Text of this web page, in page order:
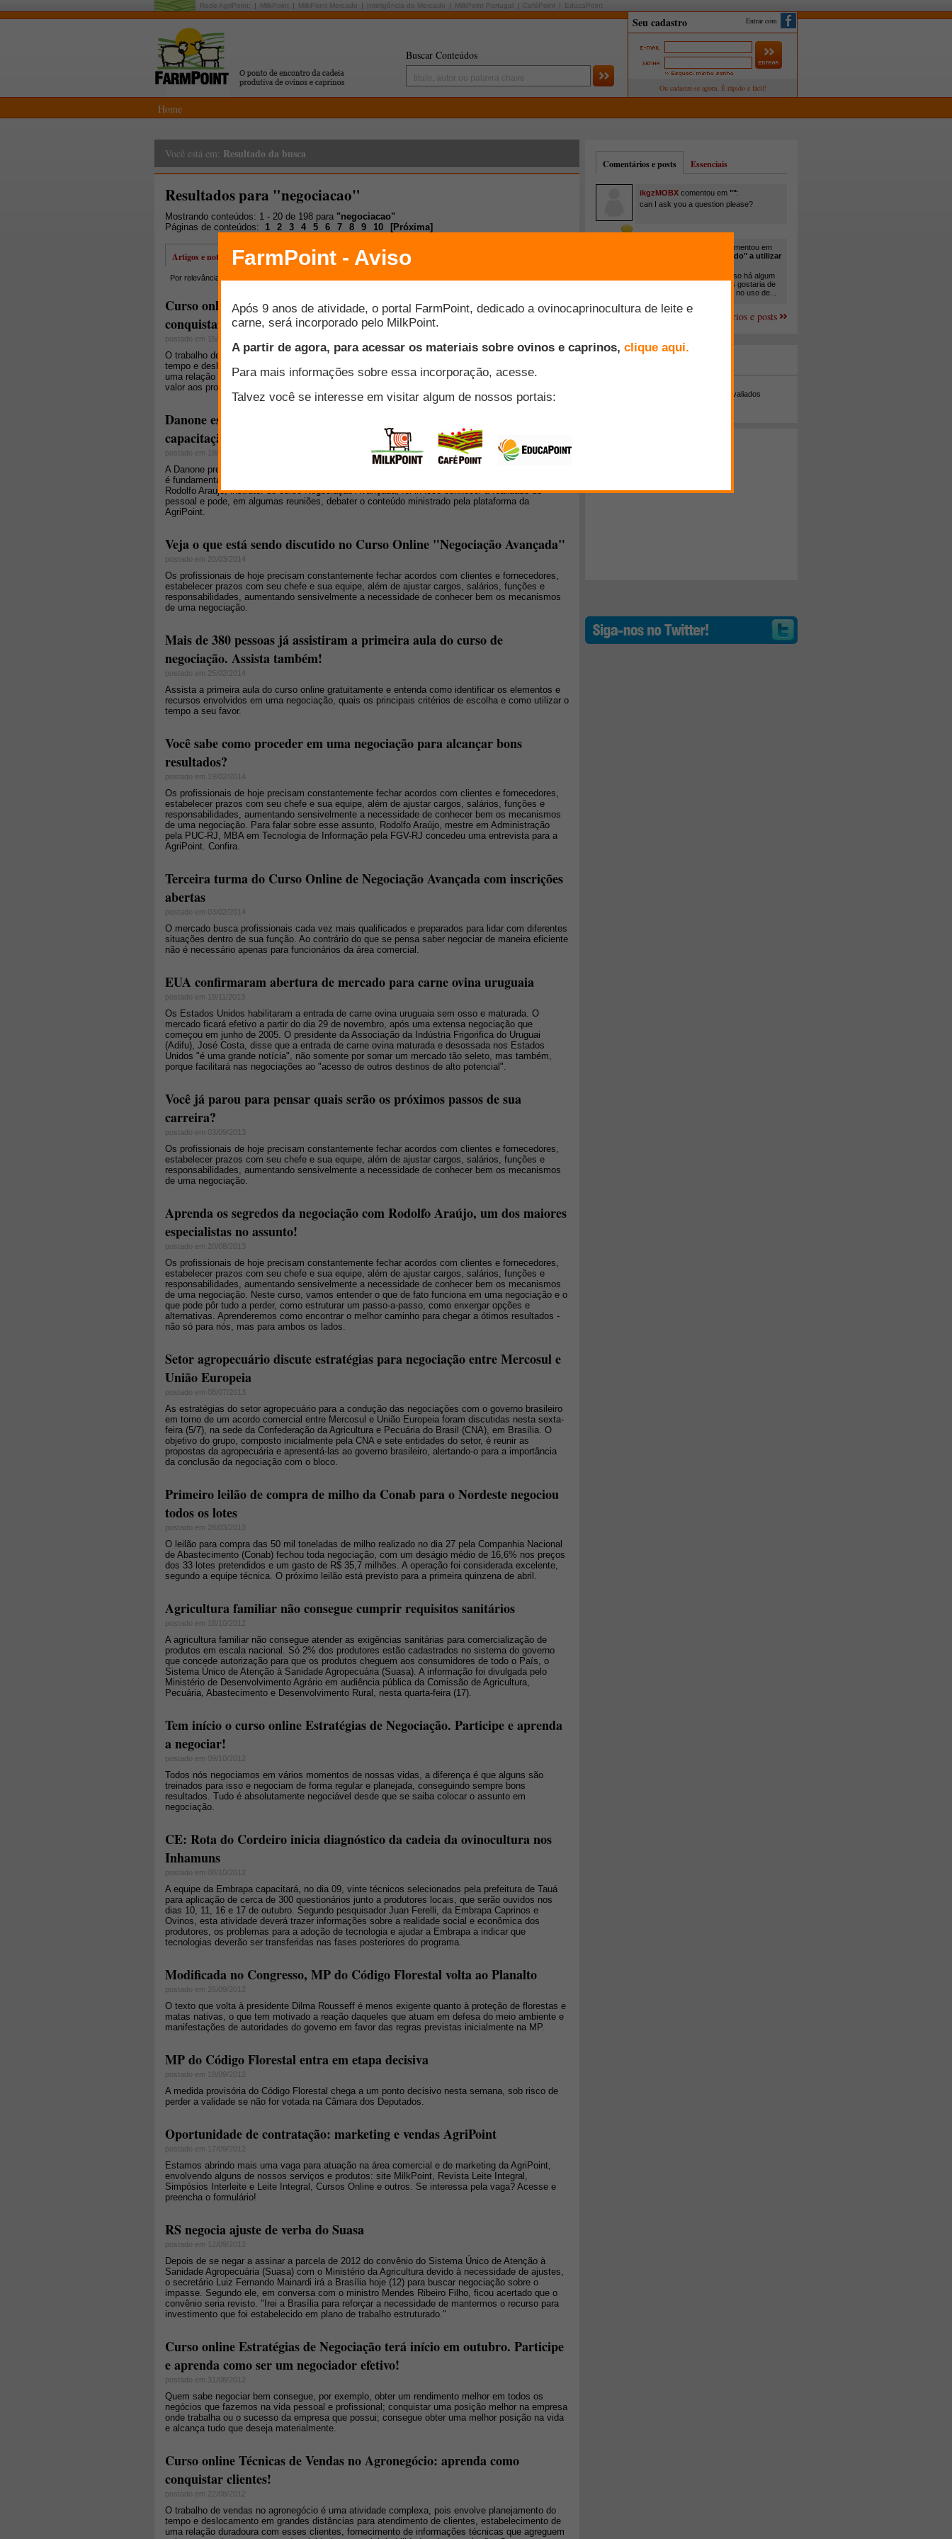
Rede AgriPoint: MilkPoint MilkPoint Mercado Inteligência de Mercado MilkPoint Portugal CaféPoint EducaPoint
Buscar Conteúdos
Entrar com
Home
Você está em: Resultado da busca
Resultados para "negociacao"
Mostrando conteúdos: 1 - 20 de 198 para "negociacao"
Páginas de conteúdos:
1 2 3 4 5 6 7 8 9 10 [Próxima]
Artigos e notícias
Por relevância
Curso online Técnicas de Vendas no Agronegócio: aprenda como
conquistar clientes!
postado em 15/07/2015
O trabalho de vendas no agronegócio é uma atividade complexa, pois envolve planejamento do
tempo e deslocamento em grandes distâncias para atendimento de clientes, estabelecimento de
uma relação duradoura com esses clientes, fornecimento de informações técnicas que agreguem
valor aos produtos e, como toda atividade comercial, habilidades de negociação.
Danone escolhe a área de Cursos Online da AgriPoint como parceira na
capacitação de seus Especialistas da Produção de Leite
postado em 18/06/2014
A Danone preza pelo desenvolvimento dos seus colaboradores e sabe que ter uma equipe afinada
é fundamental para seu negócio. O treinamento escolhido foi muito além do ensino a distância.
Rodolfo Araujo, instrutor do curso Negociação Avançada, foi in loco conhecer a realidade do
pessoal e pode, em algumas reuniões, debater o conteúdo ministrado pela plataforma da
AgriPoint.
Veja o que está sendo discutido no Curso Online "Negociação Avançada"
postado em 20/03/2014
Os profissionais de hoje precisam constantemente fechar acordos com clientes e fornecedores,
estabelecer prazos com seu chefe e sua equipe, além de ajustar cargos, salários, funções e
responsabilidades, aumentando sensivelmente a necessidade de conhecer bem os mecanismos
de uma negociação.
Mais de 380 pessoas já assistiram a primeira aula do curso de
negociação. Assista também!
postado em 25/02/2014
Assista a primeira aula do curso online gratuitamente e entenda como identificar os elementos e
recursos envolvidos em uma negociação, quais os principais critérios de escolha e como utilizar o
tempo a seu favor.
Você sabe como proceder em uma negociação para alcançar bons
resultados?
postado em 19/02/2014
Os profissionais de hoje precisam constantemente fechar acordos com clientes e fornecedores,
estabelecer prazos com seu chefe e sua equipe, além de ajustar cargos, salários, funções e
responsabilidades, aumentando sensivelmente a necessidade de conhecer bem os mecanismos
de uma negociação. Para falar sobre esse assunto, Rodolfo Araújo, mestre em Administração
pela PUC-RJ, MBA em Tecnologia de Informação pela FGV-RJ concedeu uma entrevista para a
AgriPoint. Confira.
Terceira turma do Curso Online de Negociação Avançada com inscrições
abertas
postado em 03/02/2014
O mercado busca profissionais cada vez mais qualificados e preparados para lidar com diferentes
situações dentro de sua função. Ao contrário do que se pensa saber negociar de maneira eficiente
não é necessário apenas para funcionários da área comercial.
EUA confirmaram abertura de mercado para carne ovina uruguaia
postado em 19/11/2013
Os Estados Unidos habilitaram a entrada de carne ovina uruguaia sem osso e maturada. O
mercado ficará efetivo a partir do dia 29 de novembro, após uma extensa negociação que
começou em junho de 2005. O presidente da Associação da Indústria Frigorifica do Uruguai
(Adifu), José Costa, disse que a entrada de carne ovina maturada e desossada nos Estados
Unidos "é uma grande notícia", não somente por somar um mercado tão seleto, mas também,
porque facilitará nas negociações ao "acesso de outros destinos de alto potencial".
Você já parou para pensar quais serão os próximos passos de sua
carreira?
postado em 03/09/2013
Os profissionais de hoje precisam constantemente fechar acordos com clientes e fornecedores,
estabelecer prazos com seu chefe e sua equipe, além de ajustar cargos, salários, funções e
responsabilidades, aumentando sensivelmente a necessidade de conhecer bem os mecanismos
de uma negociação.
Aprenda os segredos da negociação com Rodolfo Araújo, um dos maiores
especialistas no assunto!
postado em 20/08/2013
Os profissionais de hoje precisam constantemente fechar acordos com clientes e fornecedores,
estabelecer prazos com seu chefe e sua equipe, além de ajustar cargos, salários, funções e
responsabilidades, aumentando sensivelmente a necessidade de conhecer bem os mecanismos
de uma negociação. Neste curso, vamos entender o que de fato funciona em uma negociação e o
que pode pôr tudo a perder, como estruturar um passo-a-passo, como enxergar opções e
alternativas. Aprenderemos como encontrar o melhor caminho para chegar a ótimos resultados -
não só para nós, mas para ambos os lados.
Setor agropecuário discute estratégias para negociação entre Mercosul e
União Europeia
postado em 08/07/2013
As estratégias do setor agropecuário para a condução das negociações com o governo brasileiro
em torno de um acordo comercial entre Mercosul e União Europeia foram discutidas nesta sexta-
feira (5/7), na sede da Confederação da Agricultura e Pecuária do Brasil (CNA), em Brasília. O
objetivo do grupo, composto inicialmente pela CNA e sete entidades do setor, é reunir as
propostas da agropecuária e apresentá-las ao governo brasileiro, alertando-o para a importância
da conclusão da negociação com o bloco.
Primeiro leilão de compra de milho da Conab para o Nordeste negociou
todos os lotes
postado em 28/03/2013
O leilão para compra das 50 mil toneladas de milho realizado no dia 27 pela Companhia Nacional
de Abastecimento (Conab) fechou toda negociação, com um deságio médio de 16,6% nos preços
dos 33 lotes pretendidos e um gasto de R$ 35,7 milhões. A operação foi considerada excelente,
segundo a equipe técnica. O próximo leilão está previsto para a primeira quinzena de abril.
Agricultura familiar não consegue cumprir requisitos sanitários
postado em 18/10/2012
A agricultura familiar não consegue atender as exigências sanitárias para comercialização de
produtos em escala nacional. Só 2% dos produtores estão cadastrados no sistema do governo
que concede autorização para que os produtos cheguem aos consumidores de todo o País, o
Sistema Único de Atenção à Sanidade Agropecuária (Suasa). A informação foi divulgada pelo
Ministério de Desenvolvimento Agrário em audiência pública da Comissão de Agricultura,
Pecuária, Abastecimento e Desenvolvimento Rural, nesta quarta-feira (17).
Tem início o curso online Estratégias de Negociação. Participe e aprenda
a negociar!
postado em 09/10/2012
Todos nós negociamos em vários momentos de nossas vidas, a diferença é que alguns são
treinados para isso e negociam de forma regular e planejada, conseguindo sempre bons
resultados. Tudo é absolutamente negociável desde que se saiba colocar o assunto em
negociação.
CE: Rota do Cordeiro inicia diagnóstico da cadeia da ovinocultura nos
Inhamuns
postado em 08/10/2012
A equipe da Embrapa capacitará, no dia 09, vinte técnicos selecionados pela prefeitura de Tauá
para aplicação de cerca de 300 questionários junto a produtores locais, que serão ouvidos nos
dias 10, 11, 16 e 17 de outubro. Segundo pesquisador Juan Ferelli, da Embrapa Caprinos e
Ovinos, esta atividade deverá trazer informações sobre a realidade social e econômica dos
produtores, os problemas para a adoção de tecnologia e ajudar a Embrapa a indicar que
tecnologias deverão ser transferidas nas fases posteriores do programa.
Modificada no Congresso, MP do Código Florestal volta ao Planalto
postado em 26/09/2012
O texto que volta à presidente Dilma Rousseff é menos exigente quanto à proteção de florestas e
matas nativas, o que tem motivado a reação daqueles que atuam em defesa do meio ambiente e
manifestações de autoridades do governo em favor das regras previstas inicialmente na MP.
MP do Código Florestal entra em etapa decisiva
postado em 18/09/2012
A medida provisória do Código Florestal chega a um ponto decisivo nesta semana, sob risco de
perder a validade se não for votada na Câmara dos Deputados.
Oportunidade de contratação: marketing e vendas AgriPoint
postado em 17/09/2012
Estamos abrindo mais uma vaga para atuação na área comercial e de marketing da AgriPoint,
envolvendo alguns de nossos serviços e produtos: site MilkPoint, Revista Leite Integral,
Simpósios Interleite e Leite Integral, Cursos Online e outros. Se interessa pela vaga? Acesse e
preencha o formulário!
RS negocia ajuste de verba do Suasa
postado em 12/09/2012
Depois de se negar a assinar a parcela de 2012 do convênio do Sistema Único de Atenção à
Sanidade Agropecuária (Suasa) com o Ministério da Agricultura devido à necessidade de ajustes,
o secretário Luiz Fernando Mainardi irá a Brasília hoje (12) para buscar negociação sobre o
impasse. Segundo ele, em conversa com o ministro Mendes Ribeiro Filho, ficou acertado que o
convênio seria revisto. "Irei a Brasília para reforçar a necessidade de mantermos o recurso para
investimento que foi estabelecido em plano de trabalho estruturado."
Curso online Estratégias de Negociação terá início em outubro. Participe
e aprenda como ser um negociador efetivo!
postado em 31/08/2012
Quem sabe negociar bem consegue, por exemplo, obter um rendimento melhor em todos os
negócios que fazemos na vida pessoal e profissional; conquistar uma posição melhor na empresa
onde trabalha ou o sucesso da empresa que possui; consegue obter uma melhor posição na vida
e alcança tudo que deseja materialmente.
Curso online Técnicas de Vendas no Agronegócio: aprenda como
conquistar clientes!
postado em 22/08/2012
O trabalho de vendas no agronegócio é uma atividade complexa, pois envolve planejamento do
tempo e deslocamento em grandes distâncias para atendimento de clientes, estabelecimento de
uma relação duradoura com esses clientes, fornecimento de informações técnicas que agreguem
Comentários e posts Essenciais
ikgzMOBX comentou em "":
can I ask you a question please?
comentou em
"Você está sendo "obrigado" a utilizar
Em minha propriedade, já uso há algum
tempo cana com ureia, mas gostaria de
um melhor aprofundamento no uso de...
Mais comentários e posts
Melhor avaliados